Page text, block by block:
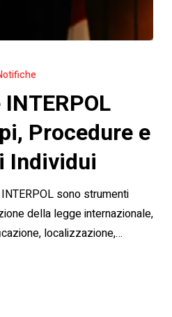
Procedure e
Individui
sono strumenti
della legge internazionale,
localizzazione,…